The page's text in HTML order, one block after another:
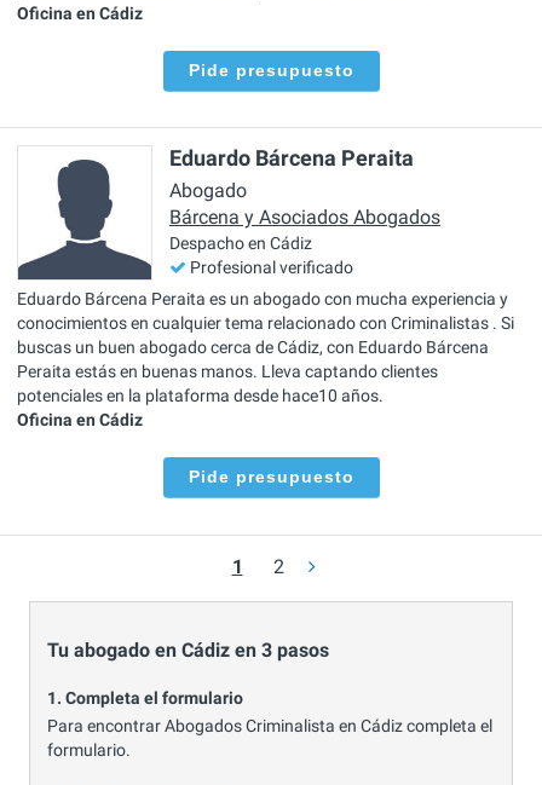
Oficina en Cádiz
Pide presupuesto
Eduardo Bárcena Peraita
Abogado
Bárcena y Asociados Abogados
Despacho en Cádiz
Profesional verificado
Eduardo Bárcena Peraita es un abogado con mucha experiencia y
conocimientos en cualquier tema relacionado con Criminalistas . Si
buscas un buen abogado cerca de Cádiz, con Eduardo Bárcena
Peraita estás en buenas manos. Lleva captando clientes
potenciales en la plataforma desde hace10 años.
Oficina en Cádiz
Pide presupuesto
1 2
Tu abogado en Cádiz en 3 pasos
1. Completa el formulario
Para encontrar Abogados Criminalista en Cádiz completa el
formulario.